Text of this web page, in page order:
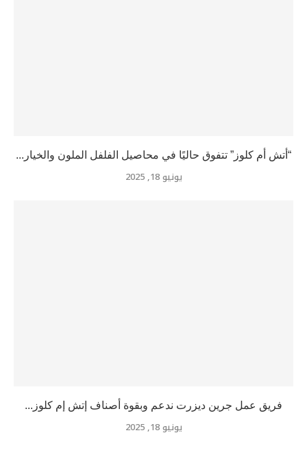
“أتش أم كلوز” تتفوق حاليًا في محاصيل الفلفل الملون والخيار...
يونيو 18, 2025
فريق عمل جرين ديزرت ندعم وبقوة أصناف إتش إم كلوز...
يونيو 18, 2025